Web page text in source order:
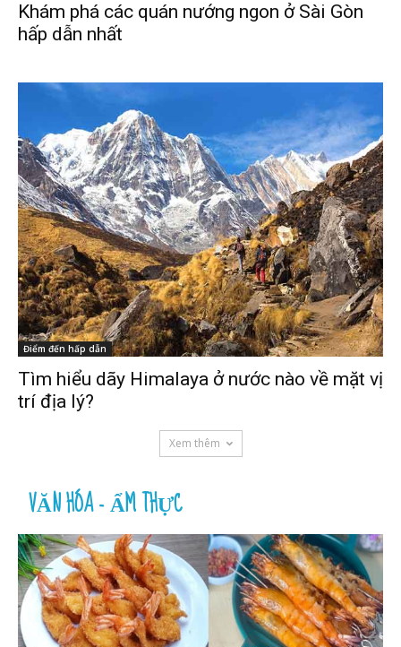
Khám phá các quán nướng ngon ở Sài Gòn
hấp dẫn nhất
Điểm đến hấp dẫn
Tìm hiểu dãy Himalaya ở nước nào về mặt vị
trí địa lý?
Xem thêm
VĂN HÓA - ẨM THỰC